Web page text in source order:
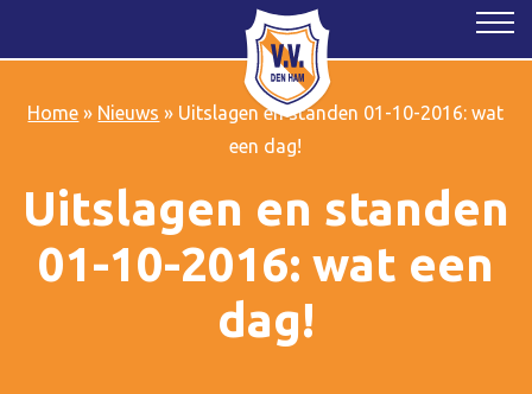
Home » Nieuws » Uitslagen en standen 01-10-2016: wat
een dag!
Uitslagen en standen
01-10-2016: wat een
dag!